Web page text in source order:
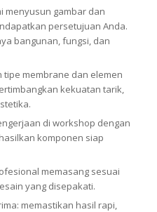
menyusun gambar dan
persetujuan Anda.
bangunan, fungsi, dan
tipe membrane dan elemen
kekuatan tarik,
di workshop dengan
komponen siap
memasang sesuai
yang disepakati.
memastikan hasil rapi,